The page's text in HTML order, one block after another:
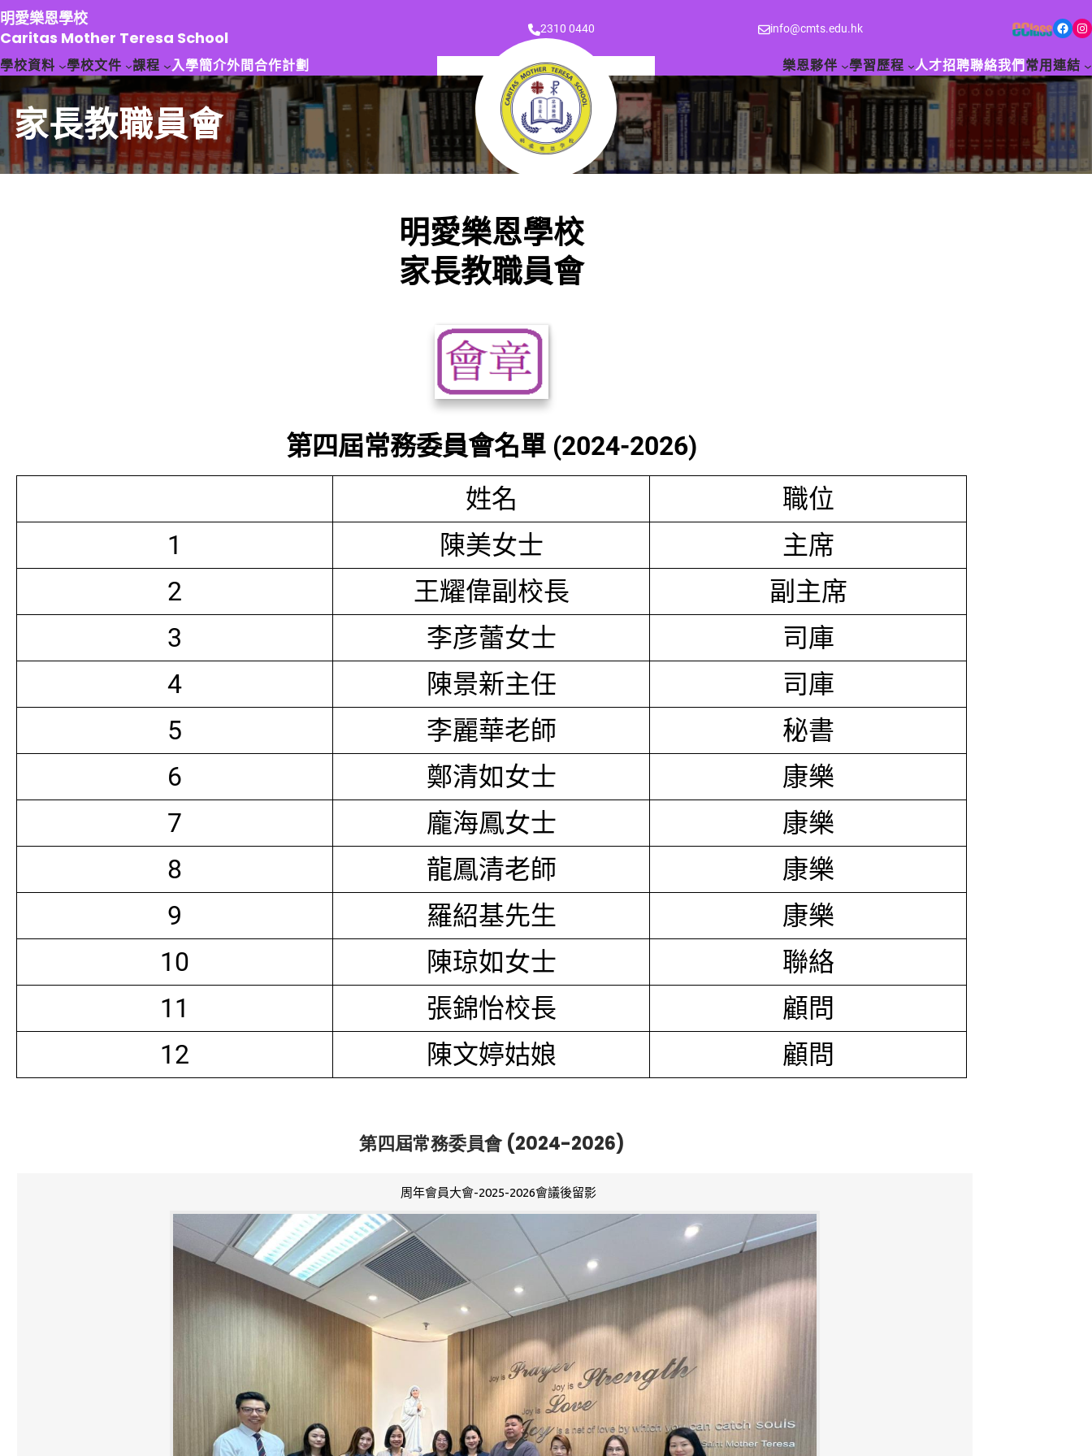
跳
至
主
要
容
明愛樂恩學校
Caritas Mother Teresa School
2310 0440 info@cmts.edu.hk Facebook Instagram
學校資料 學校文件 課程 入學簡介外間合作計劃 樂恩夥伴 學習歷程 人才招聘聯絡我們 常用連結
家長教職員會
明愛樂恩學校
家長教職員會
第四屆常務委員會名單 (2024-2026)
姓名
職位
1
陳美女士
主席
2
王耀偉副校長
副主席
3
李彦蕾女士
司庫
4
陳景新主任
司庫
5
李麗華老師
秘書
6
鄭清如女士
康樂
7
龐海鳳女士
康樂
8
龍鳳清老師
康樂
9
羅紹基先生
康樂
10
陳琼如女士
聯絡
11
張錦怡校長
顧問
12
陳文婷姑娘 顧問
第四屆常務委員會 (2024-2026)
周年會員大會-2025-2026會議後留影